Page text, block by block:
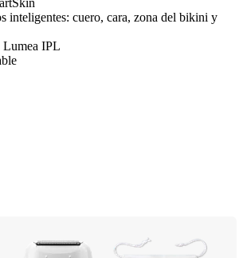
inteligentes: cuero, cara, zona del bikini y
IPL